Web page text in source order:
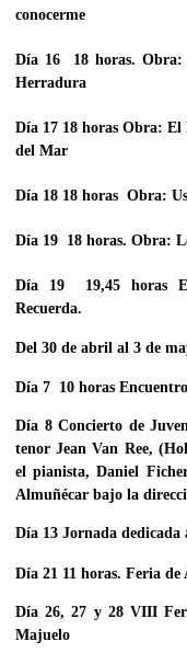
conocerme
Día 16 18 horas. Obra:
Herradura
Día 17 18 horas Obra: El
del Mar
Día 18 18 horas Obra:
Día 19 18 horas. Obra:
Día 19 19,45 horas
Recuerda.
Del 30 de abril al 3 de
Día 7 10 horas
Día 8 Concierto de
tenor Jean Van Ree,
el pianista, Daniel
Almuñécar bajo la
Día 13 Jornada
Día 21 11 horas. Feria
Día 26, 27 y 28 VIII
Majuelo